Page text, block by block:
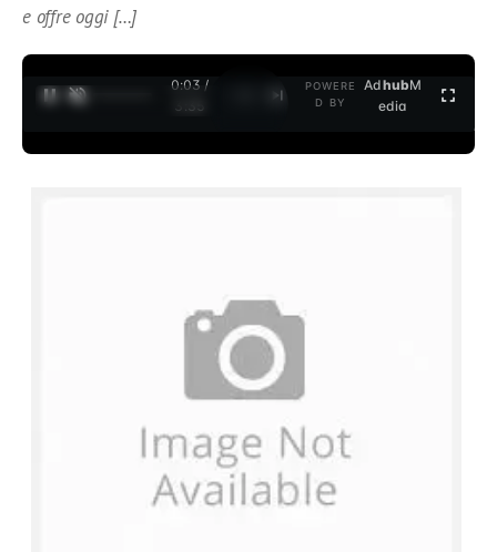
e offre oggi […]
0:04 /
3:35
POWERE
D BY
AdhubM
edia